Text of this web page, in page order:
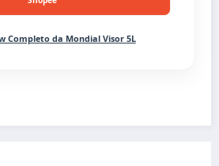
Completo da Mondial Visor 5L